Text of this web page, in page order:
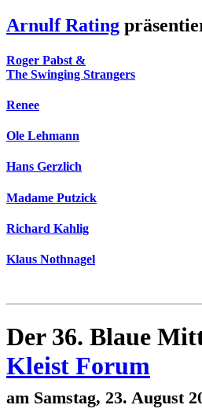
Arnulf Rating
Roger Pabst &
The Swinging Strangers
Renee
Ole Lehmann
Hans Gerzlich
Madame Putzick
Richard Kahlig
Klaus Nothnagel
Der 36. Blaue
Kleist Forum
am Samstag, 23. August